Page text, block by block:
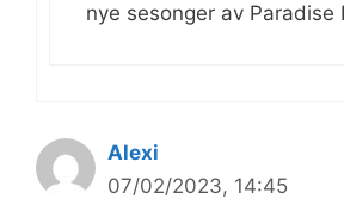
nye sesonger av Paradise
Alexi
07/02/2023, 14:45